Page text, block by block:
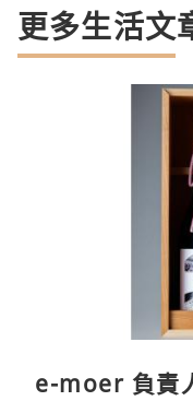
更多生活文
e-moer 負責